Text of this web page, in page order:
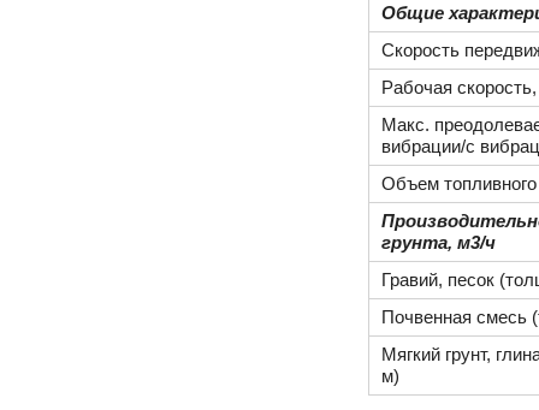
Общие
Скорость
Рабочая
Макс.
вибрации/с
Объем
грунта, м3/ч
Гравий, песок
Почвенная смесь
Мягкий грунт,
м)